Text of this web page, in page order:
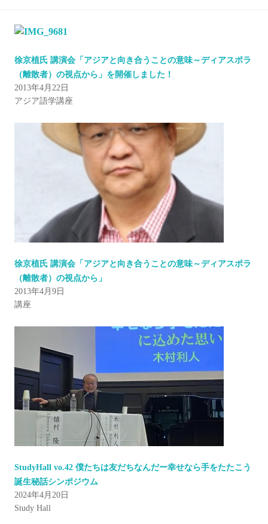
徐京植氏 講演会「アジアと向き合うことの意味～ディアスポラ
（離散者）の視点から」を開催しました！
2013年4月22日
アジア語学講座
徐京植氏 講演会「アジアと向き合うことの意味～ディアスポラ
（離散者）の視点から」
2013年4月9日
講座
StudyHall vo.42 僕たちは友だちなんだー幸せなら手をたたこう
誕生秘話シンポジウム
2024年4月20日
Study Hall